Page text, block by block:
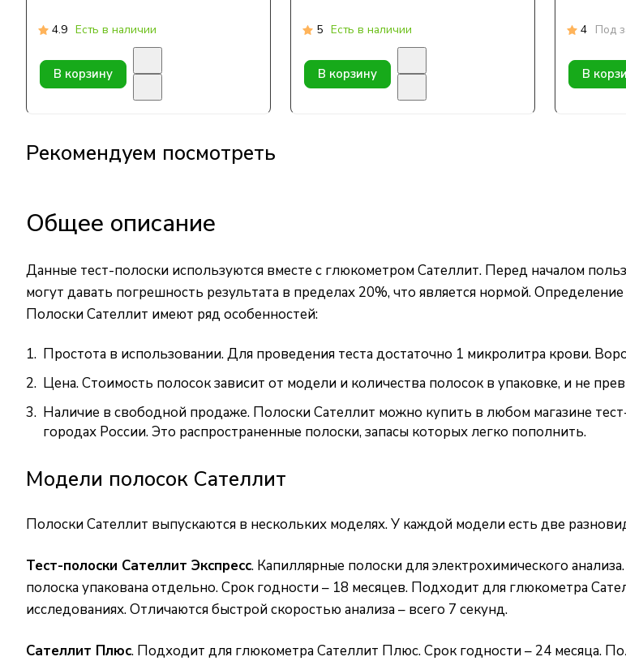
4.9 Есть в наличии
В корзину
5 Есть в наличии
В корзину
4 Под
В
Рекомендуем посмотреть
Общее описание
Данные тест-полоски используются вместе с глюкометром Сателлит. Перед началом
могут давать погрешность результата в пределах 20%, что является нормой.
Полоски Сателлит имеют ряд особенностей:
Простота в использовании. Для проведения теста достаточно 1 микролитра крови.
Цена. Стоимость полосок зависит от модели и количества полосок в упаковке, и не
Наличие в свободной продаже. Полоски Сателлит можно купить в любом магазине
городах России. Это распространенные полоски, запасы которых легко пополнить.
Модели полосок Сателлит
Полоски Сателлит выпускаются в нескольких моделях. У каждой модели есть две
Тест-полоски Сателлит Экспресс. Капиллярные полоски для электрохимического
полоска упакована отдельно. Срок годности – 18 месяцев. Подходит для глюкометра
исследованиях. Отличаются быстрой скоростью анализа – всего 7 секунд.
Сателлит Плюс. Подходит для глюкометра Сателлит Плюс. Срок годности – 24 месяца.